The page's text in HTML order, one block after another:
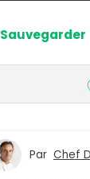
Sauvegarder
ParChef